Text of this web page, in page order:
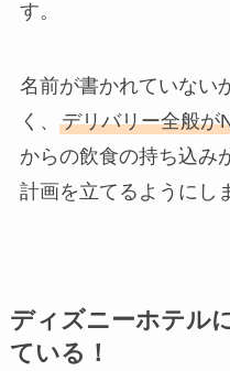
す。
名前が書かれていない
く、 デリバリー全般が
からの飲食の持ち込み
計画を立てるようにし
ディズニーホテル
ている！